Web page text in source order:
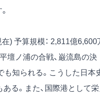
在) 予算規模： 2,811億6,600
壇ノ浦の合戦、巌流島の決
も知られる。こうした日本
る。また、国際港として栄